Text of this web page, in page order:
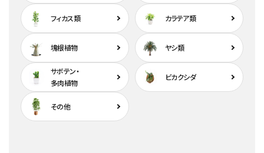
フィカス類 カラテア類
塊根植物 ヤシ類
サボテン・
多肉植物
ビカクシダ
その他